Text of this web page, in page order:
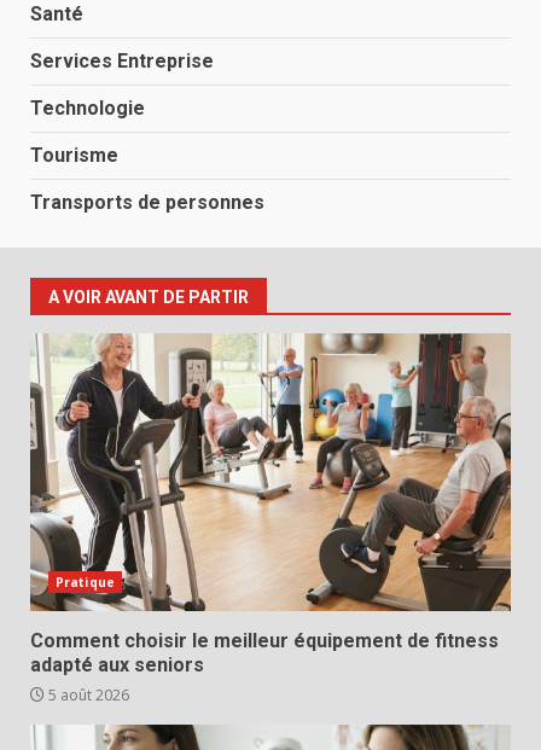
Santé
Services Entreprise
Technologie
Tourisme
Transports de personnes
A VOIR AVANT DE PARTIR
Pratique
Comment choisir le meilleur équipement de fitness
adapté aux seniors
5 août 2026